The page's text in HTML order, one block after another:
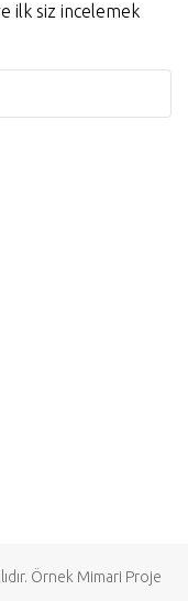
ilk siz incelemek
Örnek Mimari Proje